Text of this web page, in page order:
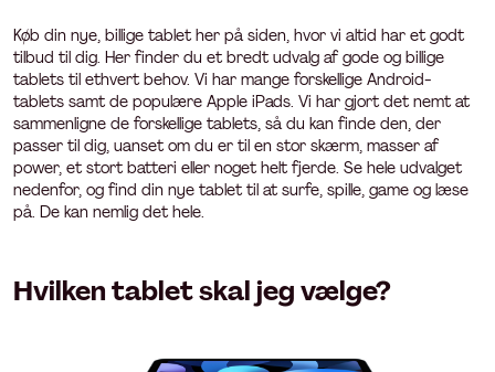
Køb din nye, billige tablet her på siden, hvor vi altid har et godt
tilbud til dig. Her finder du et bredt udvalg af gode og billige
tablets til ethvert behov. Vi har mange forskellige Android-
tablets samt de populære Apple iPads. Vi har gjort det nemt at
sammenligne de forskellige tablets, så du kan finde den, der
passer til dig, uanset om du er til en stor skærm, masser af
power, et stort batteri eller noget helt fjerde. Se hele udvalget
nedenfor, og find din nye tablet til at surfe, spille, game og læse
på. De kan nemlig det hele.
Hvilken tablet skal jeg vælge?